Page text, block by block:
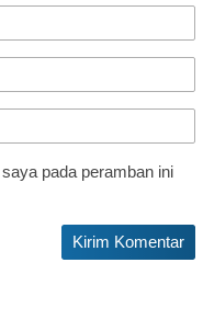
pada peramban ini